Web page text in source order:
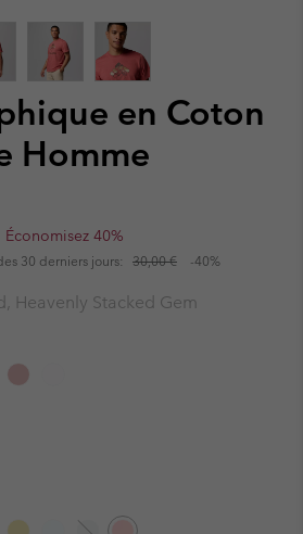
en Coton
Homme
Économisez 40%
30 derniers jours: 30,00 € -40%
Heavenly Stacked Gem